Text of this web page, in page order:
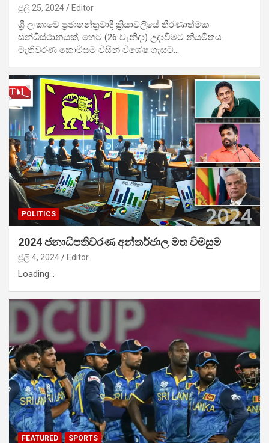
ජූලි 25, 2024 Editor
ශ්‍රී ලංකාවේ ප්‍රජාතන්ත්‍රවාදී ක්‍රියාවලියේ තීරණාත්මක
සන්ධිස්ථානයක්, හෙට (26 වැනිදා) උදාවීමට නියමිතය.
මැතිවරණ කොමිසම විසින් විශේෂ ගැසට්…
POLITICS
2024 ජනාධිපතිවරණ අන්තර්ජාල මත විමසුම
ජූලි 4, 2024 Editor
Loading…
FEATURED SPORTS